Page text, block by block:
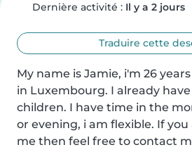
Dernière activité : Il y a 2 jours
Traduire cette
My name is Jamie, i'm 26
in Luxembourg. I already
children. I have time in the
or evening, i am flexible. If
me then feel free to contact